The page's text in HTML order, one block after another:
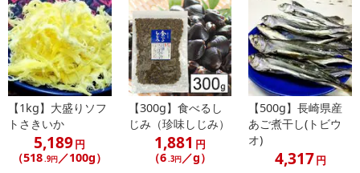
休業日
その他共通および商品カテゴリー別注意事項（※必ずご確認くだ
【1kg】大盛りソフ
トさきいか
5,189円
（518.9円／100g）
【300g】食べるし
じみ（珍味しじみ）
1,881 円
（6.3円／g）
【500g】長崎県産
あご煮干し(トビウ
オ)
4,317円